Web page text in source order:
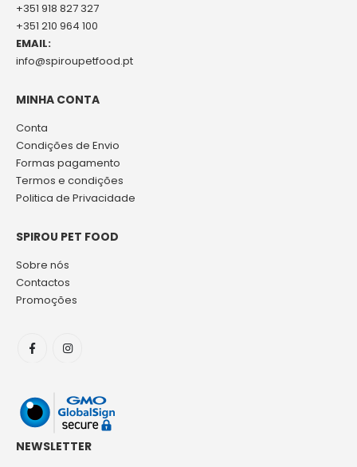
+351 918 827 327
+351 210 964 100
EMAIL:
info@spiroupetfood.pt
MINHA CONTA
Conta
Condições de Envio
Formas pagamento
Termos e condições
Politica de Privacidade
SPIROU PET FOOD
Sobre nós
Contactos
Promoções
NEWSLETTER